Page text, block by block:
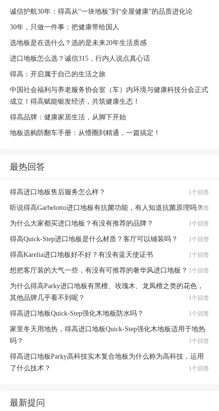
诚信护航30年：得高从“一块地板”到“全屋健康”的品质进化论
30年，只做一件事：把健康带给国人
选地板是在选什么？选的是未来20年生活质感
进口地板怎么选？诚信315，行内人说点真心话
得高：开启属于自己的生活之旅
中国社会福利与养老服务协会室（车）内环境与健康科技分会正式
成立！得高赋能银发经济，共筑健康生态！
得高品牌：健康家居生活，从脚下开始
地板选购防翻车手册：从懵圈到精通，一篇搞定！
最热回答
得高进口地板售后服务怎么样？ 1个回答
听说得高Garbelotto进口地板有抗菌功能，有人知道抗菌原理吗？
1个回答
为什么大家都买进口地板？有没有推荐的品牌？ 1个回答
得高Quick-Step进口地板是什么材质？客厅可以铺装吗？ 1个回答
得高Karelia进口地板好不好？有没有蓝天使证书 1个回答
想把客厅装的大气一些，有没有可推荐的奢华风进口地板？ 1个回答
为什么得高Parky进口地板有黑檀、玫瑰木、龙凤檀之类的花色，
其他品牌几乎看不到呢？
1个回答
得高进口地板Quick-Step强化木地板防水吗？ 1个回答
家里冬天用地热，得高进口地板Quick-Step强化木地板适用于地热
吗？
1个回答
得高进口地板Parky高科技实木复合地板为什么称为高科技，运用
了什么技术？
1个回答
最新提问